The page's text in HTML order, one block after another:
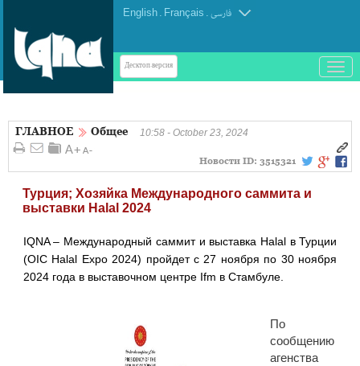
English . Français . فارسی
Десктоп-версия
باز
و
کردن
ГЛАВНОЕ Общее 10:58 - October 23, 2024
Новости ID: 3515321
Турция; Хозяйка Международного саммита и
выставки Halal 2024
IQNA – Международный саммит и выставка Halal в Турции
(OIC Halal Expo 2024) пройдет с 27 ноября по 30 ноября
2024 года в выставочном центре Ifm в Стамбуле.
По
сообщению
агенства